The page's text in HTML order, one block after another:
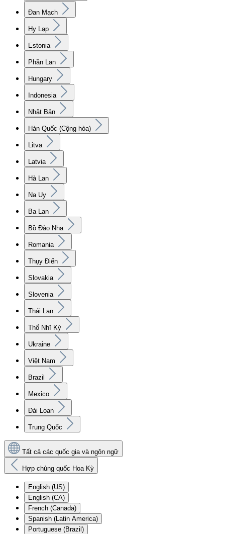
Đan Mạch
Hy Lạp
Estonia
Phần Lan
Hungary
Indonesia
Nhật Bản
Hàn Quốc (Cộng hòa)
Litva
Latvia
Hà Lan
Na Uy
Ba Lan
Bồ Đào Nha
Romania
Thụy Điển
Slovakia
Slovenia
Thái Lan
Thổ Nhĩ Kỳ
Ukraine
Việt Nam
Brazil
Mexico
Đài Loan
Trung Quốc
Tất cả các quốc gia và ngôn ngữ
Hợp chủng quốc Hoa Kỳ
English (US)
English (CA)
French (Canada)
Spanish (Latin America)
Portuguese (Brazil)